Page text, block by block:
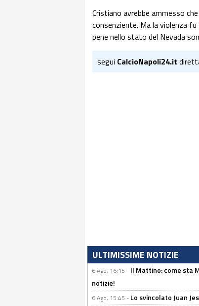
Cristiano avrebbe ammesso
consenziente. Ma la violenza fu
pene nello stato del Nevada
segui CalcioNapoli24.it
ULTIMISSIME NOTIZIE
6 Ago, 16:15 - Il Mattino: come sta
notizie!
6 Ago, 15:45 - Lo svincolato Juan